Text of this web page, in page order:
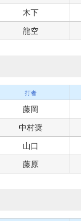
木下
龍空
打者
藤岡
中村奨
山口
藤原